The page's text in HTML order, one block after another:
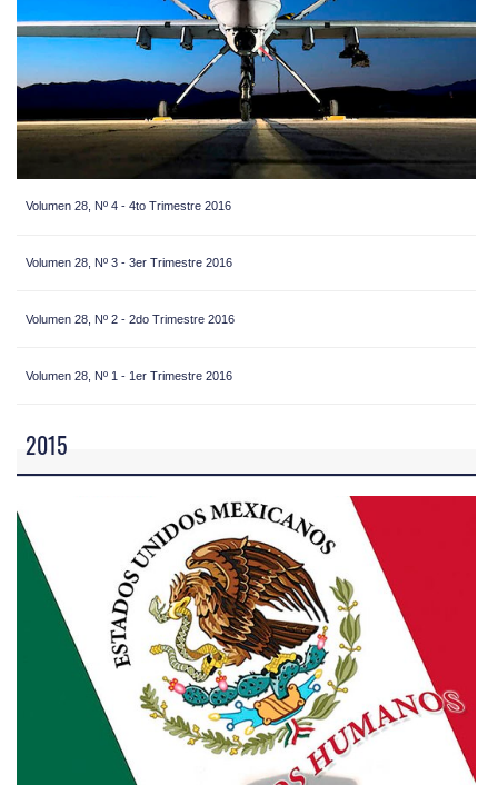
Volumen 28, Nº 4 - 4to Trimestre 2016
Volumen 28, Nº 3 - 3er Trimestre 2016
Volumen 28, Nº 2 - 2do Trimestre 2016
Volumen 28, Nº 1 - 1er Trimestre 2016
2015